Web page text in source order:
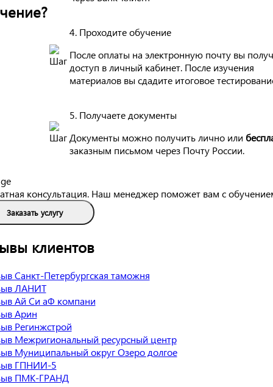
4. Проходите обучение
После оплаты на электронную почту вы
доступ в личный кабинет. После изучения
материалов вы сдадите итоговое
5. Получаете документы
Документы можно получить лично или
заказным письмом через Почту России.
консультация. Наш менеджер поможет вам с
Заказать услугу
клиентов